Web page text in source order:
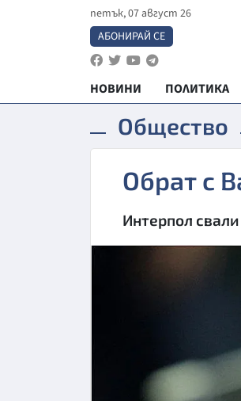
петък, 07 август 26
АБОНИРАЙ СЕ
НОВИНИ ПОЛИТИКА
Общество
Обрат с
Интерпол